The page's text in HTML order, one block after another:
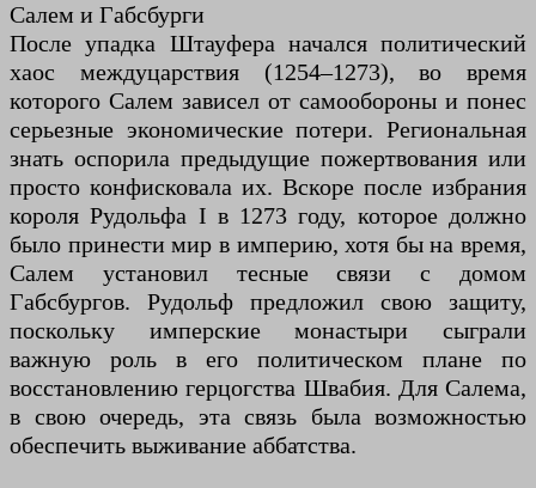
Салем и Габсбурги
После упадка Штауфера начался политический
хаос междуцарствия (1254–1273), во время
которого Салем зависел от самообороны и понес
серьезные экономические потери. Региональная
знать оспорила предыдущие пожертвования или
просто конфисковала их. Вскоре после избрания
короля Рудольфа I в 1273 году, которое должно
было принести мир в империю, хотя бы на время,
Салем установил тесные связи с домом
Габсбургов. Рудольф предложил свою защиту,
поскольку имперские монастыри сыграли
важную роль в его политическом плане по
восстановлению герцогства Швабия. Для Салема,
в свою очередь, эта связь была возможностью
обеспечить выживание аббатства.